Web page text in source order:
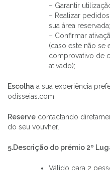
– Garantir
– Realizar
sua área reservada;
– Confirmar
(caso este não se
comprovativo de
ativado);
Escolha a sua experiência
odisseias.com
Reserve contactando
do seu vouvher.
5.Descrição do prémio 2º
Válido para 2